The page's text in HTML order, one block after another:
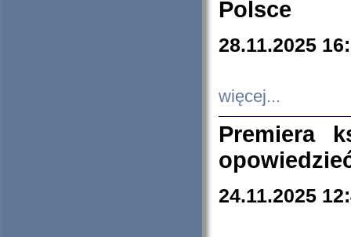
Polsce
28.11.2025
więcej...
Premiera
24.11.2025